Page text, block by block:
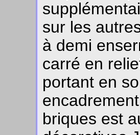
sur les
à demi
carré en
portant en
briques est